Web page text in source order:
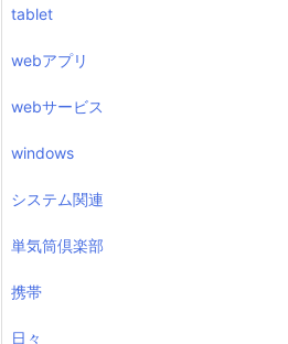
tablet
webアプリ
webサービス
windows
システム関連
単気筒倶楽部
携帯
日々